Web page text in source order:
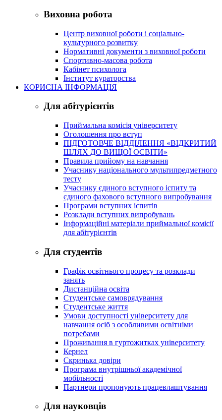
Виховна робота
Центр виховної роботи і соціально-
культурного розвитку
Нормативні документи з виховної роботи
Спортивно-масова робота
Кабінет психолога
Інститут кураторства
КОРИСНА ІНФОРМАЦІЯ
Для абітурієнтів
Приймальна комісія університету
Оголошення про вступ
ПІДГОТОВЧЕ ВІДДІЛЕННЯ «ВІДКРИТИЙ
ШЛЯХ ДО ВИЩОЇ ОСВІТИ»
Правила прийому на навчання
Учаснику національного мультипредметного
тесту
Учаснику єдиного вступного іспиту та
єдиного фахового вступного випробування
Програми вступних іспитів
Розклади вступних випробувань
Інформаційні матеріали приймальної комісії
для абітурієнтів
Для студентів
Графік освітнього процесу та розклади
занять
Дистанційна освіта
Студентське самоврядування
Студентське життя
Умови доступності університету для
навчання осіб з особливими освітніми
потребами
Проживання в гуртожитках університету
Кернел
Скринька довіри
Програма внутрішньої академічної
мобільності
Партнери пропонують працевлаштування
Для науковців